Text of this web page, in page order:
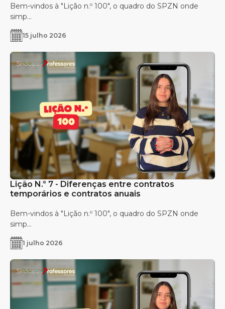
Bem-vindos à "Lição n.º 100", o quadro do SPZN onde
simp...
15 julho 2026
Lição N.º 7 - Diferenças entre contratos
temporários e contratos anuais
Bem-vindos à "Lição n.º 100", o quadro do SPZN onde
simp...
1 julho 2026